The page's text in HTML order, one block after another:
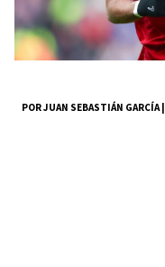
POR JUAN SEBASTIÁN GARCÍA |